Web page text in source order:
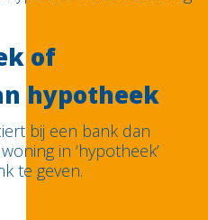
of
hypotheek
bij een bank dan
in ‘hypotheek’
te geven.